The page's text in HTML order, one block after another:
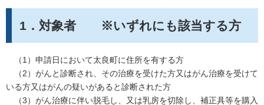
1．対象者 ※いずれにも該当する方
（1）申請日において太良町に住所を有する方
（2）がんと診断され、その治療を受けた方又はがん治療を受けて
いる方又はがんの疑いがあると診断された方
（3）がん治療に伴い脱毛し、又は乳房を切除し、補正具等を購入